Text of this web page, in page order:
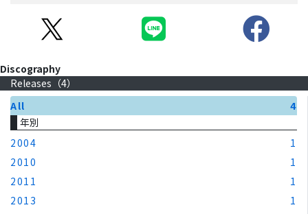
Discography
Releases（4）
All
4
年別
2004
1
2010
1
2011
1
2013
1